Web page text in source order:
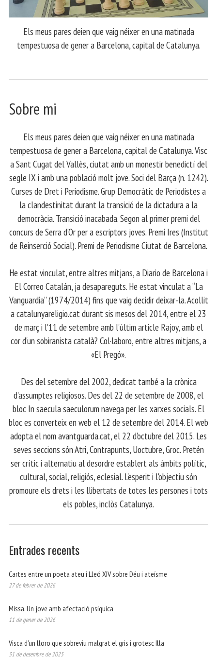
Els meus pares deien que vaig néixer en una matinada
tempestuosa de gener a Barcelona, capital de Catalunya.
Sobre mi
Els meus pares deien que vaig néixer en una matinada
tempestuosa de gener a Barcelona, capital de Catalunya. Visc
a Sant Cugat del Vallès, ciutat amb un monestir benedictí del
segle IX i amb una població molt jove. Soci del Barça (n. 1242).
Curses de Dret i Periodisme. Grup Democràtic de Periodistes a
la clandestinitat durant la transició de la dictadura a la
democràcia. Transició inacabada. Segon al primer premi del
concurs de Serra d’Or per a escriptors joves. Premi Ires (Institut
de Reinserció Social). Premi de Periodisme Ciutat de Barcelona.
​ He estat vinculat, entre altres mitjans, a Diario de Barcelona i
El Correo Catalán, ja desapareguts. He estat vinculat a “La
Vanguardia” (1974/2014) fins que vaig decidir deixar-la. Acollit
a catalunyareligio.cat durant sis mesos del 2014, entre el 23
de març i l'11 de setembre amb l'últim article Rajoy, amb el
cor d'un sobiranista català? Col·laboro, entre altres mitjans, a
«El Pregó».
​ Des del setembre del 2002, dedicat també a la crònica
d'assumptes religiosos. Des del 22 de setembre de 2008, el
bloc In saecula saeculorum navega per les xarxes socials. El
bloc es converteix en web el 12 de setembre del 2014. El web
adopta el nom avantguarda.cat, el 22 d'octubre del 2015. Les
seves seccions són Atri, Contrapunts, Uoctubre, Groc. Pretén
ser crític i alternatiu al desordre establert als àmbits polític,
cultural, social, religiós, eclesial. L'esperit i l'objectiu són
promoure els drets i les llibertats de totes les persones i tots
els pobles, inclòs Catalunya.
Entrades recents
Cartes entre un poeta ateu i Lleó XIV sobre Déu i ateísme
27 de febrer de 2026
Missa. Un jove amb afectació psíquica
11 de gener de 2026
Visca d’un lloro que sobreviu malgrat el gris i grotesc Illa
31 de desembre de 2025